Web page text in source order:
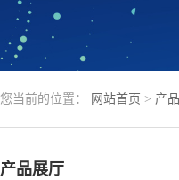
您当前的位置： 网站首页 > 产
产品展厅